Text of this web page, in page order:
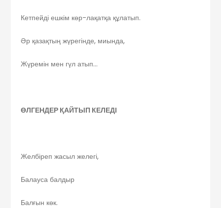
Кетпейді ешкім көр-лақатқа құлатып.
Әр қазақтың жүрегінде, миында,
Жүремін мен гүл атып…
ӨЛГЕНДЕР ҚАЙТЫП КЕЛЕДІ
Желбіреп жасыл желегі,
Балауса балдыр
Балғын көк.